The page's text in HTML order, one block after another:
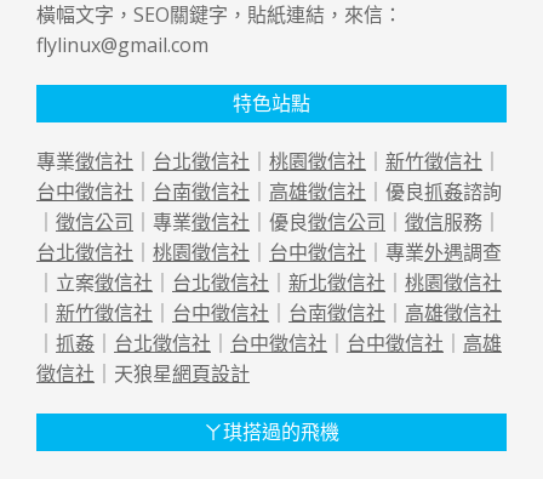
橫幅文字，SEO關鍵字，貼紙連結，來信：
flylinux@gmail.com
特色站點
專業徵信社 台北徵信社 桃園徵信社 新竹徵信社
台中徵信社
台南徵信社 高雄徵信社 ｜優良抓姦諮詢
徵信公司 ｜專業徵信社 ｜優良徵信公司 徵信服務｜
台北徵信社
桃園徵信社 台中徵信社 ｜專業外遇調查
｜立案徵信社 台北徵信社 新北徵信社
桃園徵信社
新竹徵信社 台中徵信社 台南徵信社
高雄徵信社
抓姦 台北徵信社 台中徵信社 台中徵信社
高雄
徵信社 ｜天狼星網頁設計
ㄚ琪搭過的飛機